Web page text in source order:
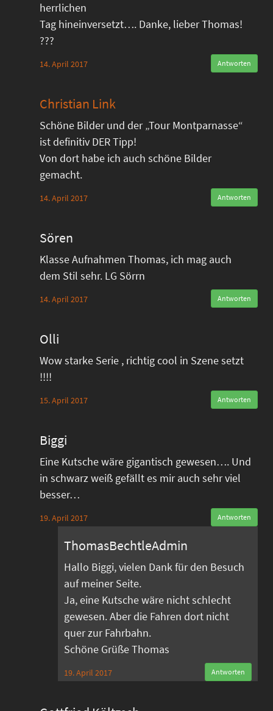
herrlichen
Tag hineinversetzt…. Danke, lieber Thomas!
???
14. April 2017 Antworten
Christian Link
Schöne Bilder und der „Tour Montparnasse“
ist definitiv DER Tipp!
Von dort habe ich auch schöne Bilder
gemacht.
14. April 2017 Antworten
Sören
Klasse Aufnahmen Thomas, ich mag auch
dem Stil sehr. LG Sörrn
14. April 2017 Antworten
Olli
Wow starke Serie , richtig cool in Szene setzt
!!!!
15. April 2017 Antworten
Biggi
Eine Kutsche wäre gigantisch gewesen…. Und
in schwarz weiß gefällt es mir auch sehr viel
besser…
19. April 2017 Antworten
ThomasBechtleAdmin
Hallo Biggi, vielen Dank für den Besuch
auf meiner Seite.
Ja, eine Kutsche wäre nicht schlecht
gewesen. Aber die Fahren dort nicht
quer zur Fahrbahn.
Schöne Grüße Thomas
19. April 2017 Antworten